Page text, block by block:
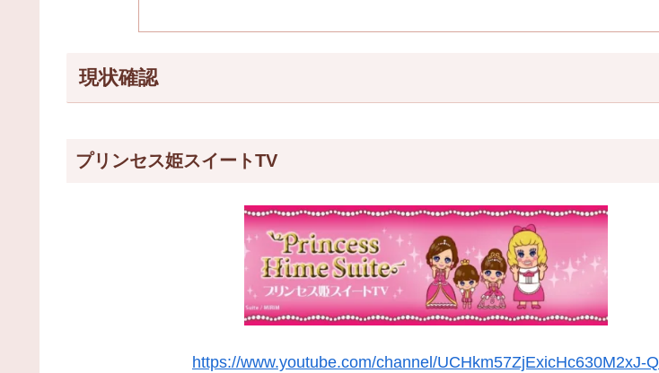
現状確認
プリンセス姫スイートTV
https://www.youtube.com/channel/UCHkm57ZjExicHc630M2xJ-Q